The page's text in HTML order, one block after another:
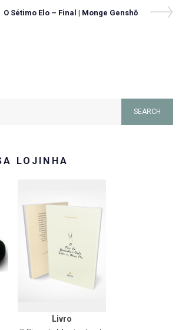
Next
O Sétimo Elo – Final | Monge Genshō
SEARCH
LOJINHA
Livro